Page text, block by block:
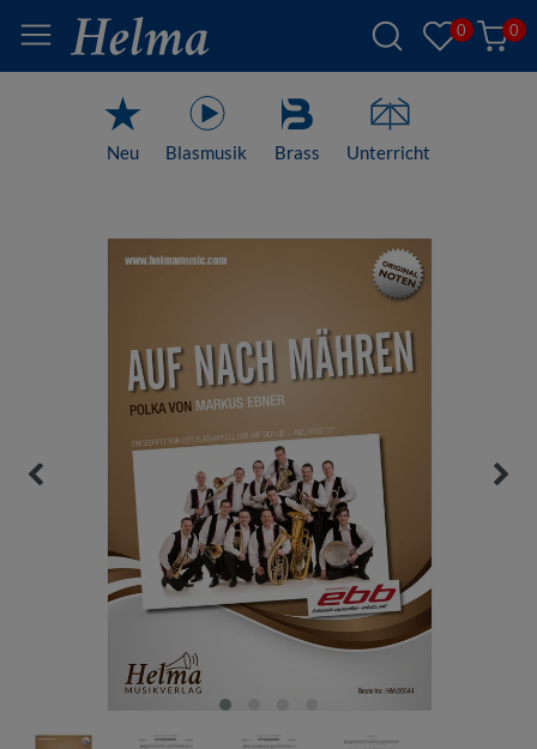
0 0
Neu Blasmusik Brass Unterricht